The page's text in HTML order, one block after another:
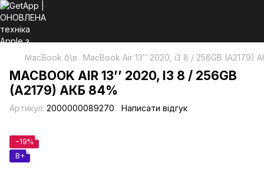
MacBook б\в MacBook Air 13’’ 2020, i3 8 / 256GB (A2179)
MACBOOK AIR 13’’ 2020, I3 8 / 256GB
(A2179) АКБ 84%
Артикул: 2000000089270 Написати відгук
−19%
B+